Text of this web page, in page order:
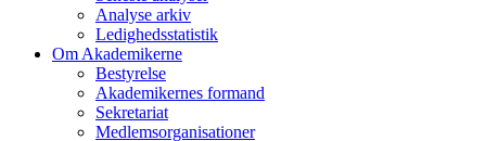
Analyse arkiv
Ledighedsstatistik
Om Akademikerne
Bestyrelse
Akademikernes formand
Sekretariat
Medlemsorganisationer